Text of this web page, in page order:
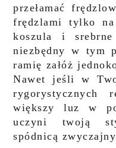
przełamać
frędzlami tylko na
koszula i
niezbędny w tym
ramię załóż
Nawet jeśli w
większy luz w
uczyni twoją
spódnicą